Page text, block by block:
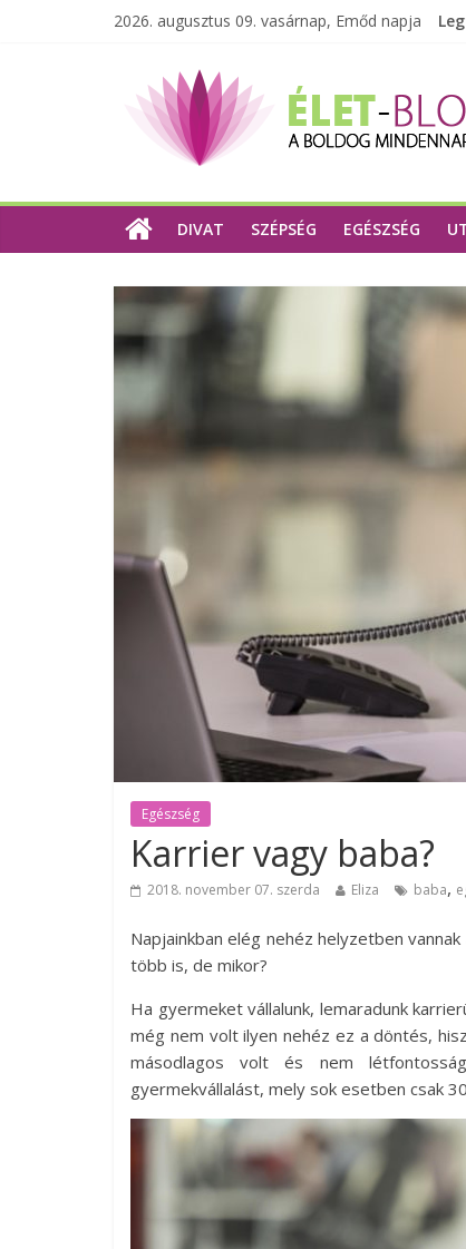
2026. augusztus 09. vasárnap, Emőd napja
DIVAT SZÉPSÉG EGÉSZSÉG
Egészség
Karrier vagy baba?
2018. november 07. szerda Eliza baba,
Napjainkban elég nehéz helyzetben
több is, de mikor?
Ha gyermeket vállalunk, lemaradunk
még nem volt ilyen nehéz ez a döntés,
másodlagos volt és nem
gyermekvállalást, mely sok esetben csak